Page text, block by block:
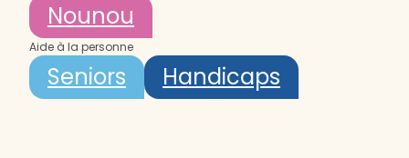
Nounou
Aide à la personne
Seniors Handicaps